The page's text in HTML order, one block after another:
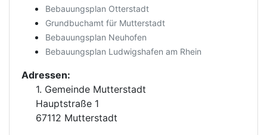
Bebauungsplan Otterstadt
Grundbuchamt für Mutterstadt
Bebauungsplan Neuhofen
Bebauungsplan Ludwigshafen am Rhein
Adressen:
1. Gemeinde Mutterstadt
Hauptstraße 1
67112 Mutterstadt